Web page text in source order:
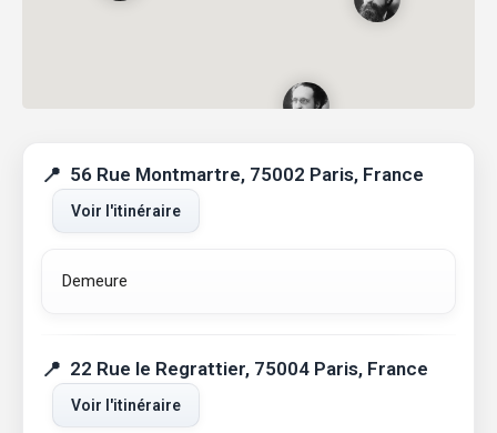
56 Rue Montmartre, 75002 Paris, France
Voir l'itinéraire
Demeure
22 Rue le Regrattier, 75004 Paris, France
Voir l'itinéraire